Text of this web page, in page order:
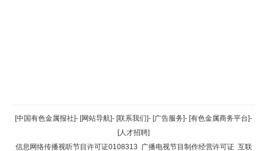
返回顶部
返回首页
[中国有色金属报社]- [网站导航]- [联系我们]- [广告服务]- [有色金属商务平台]-
[人才招聘]
信息网络传播视听节目许可证0108313 广播电视节目制作经营许可证 互联